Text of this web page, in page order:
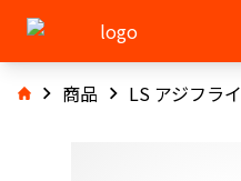
商品 LS アジフライ